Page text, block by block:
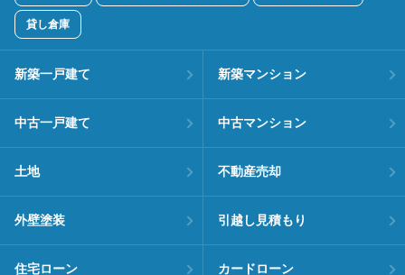
貸し倉庫
新築一戸建て 新築マンション
中古一戸建て 中古マンション
土地 不動産売却
外壁塗装 引越し見積もり
住宅ローン カードローン